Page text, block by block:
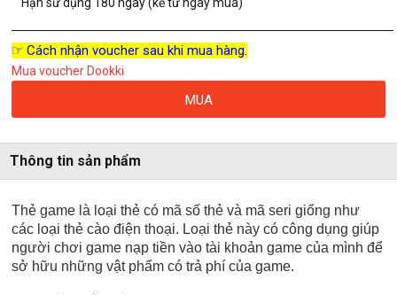
Hạn sử dụng 180 ngày (kể từ ngày mua)
☞ Cách nhận voucher sau khi mua hàng.
Mua voucher Dookki
MUA
Thông tin sản phẩm
Thẻ game là loại thẻ có mã số thẻ và mã seri giống như
các loại thẻ cào điện thoại. Loại thẻ này có công dụng giúp
người chơi game nạp tiền vào tài khoản game của mình để
sở hữu những vật phẩm có trả phí của game.